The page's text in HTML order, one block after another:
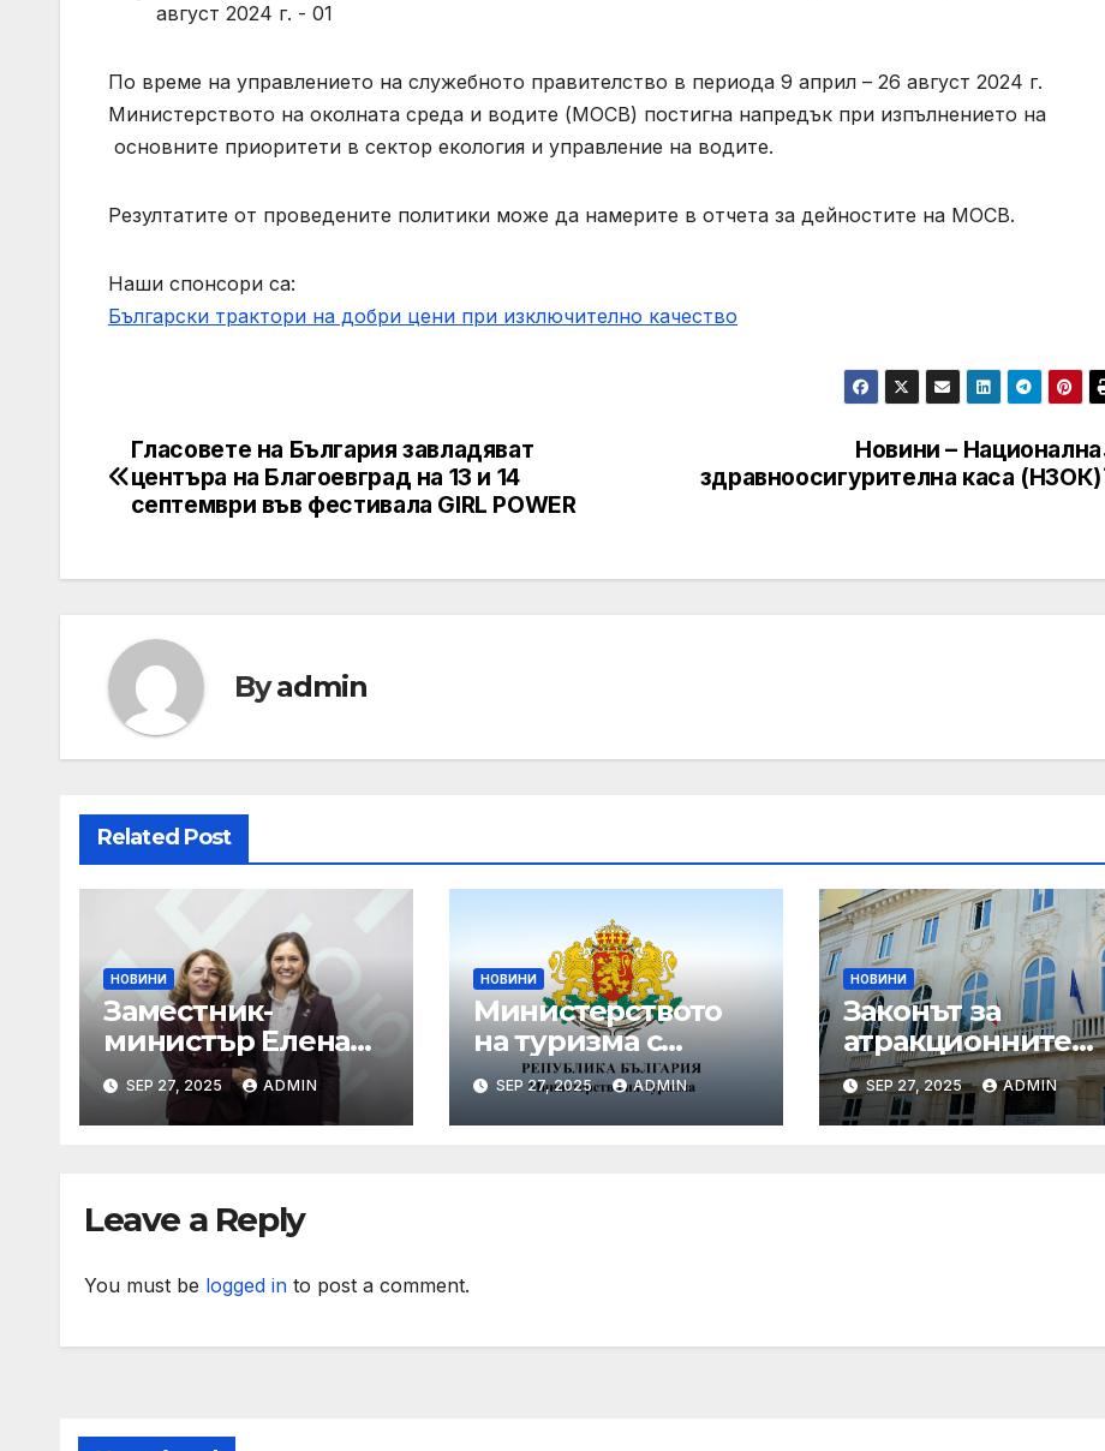
По време на управлението на служебното правителство в периода 9 април – 26 август 2024 г.
Министерството на околната среда и водите (МОСВ) постигна напредък при изпълнението на
основните приоритети в сектор екология и управление на водите.
Резултатите от проведените политики може да намерите в отчета за дейностите на МОСВ.
Наши спонсори са:
Български трактори на добри цени при изключително качество
Post
navigation
Новини – Национална
здравноосигурителна каса (НЗОК)
Гласовете на България завладяват
центъра на Благоевград на 13 и 14
септември във фестивала GIRL POWER
Byadmin
Related Post
НОВИНИ
Заместник-
министър Елена
Шекерлетова
представи
българската
заседание на
въпроси“ в
SEP 27, 2025 ADMIN
НОВИНИ
Министерството
на туризма с
поредни мащабни
координирани
проверки през
SEP 27, 2025 ADMIN
НОВИНИ
Законът за
атракционните
услуги е
публикуван за
обществено
SEP 27, 2025 ADMIN
Leave a Reply
You must be logged in to post a comment.